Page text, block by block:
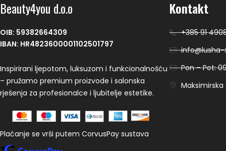
Beauty4you d.o.o
OIB: 59382664309
IBAN: HR4823600001102501797
Inspirirani ljepotom, luksuzom i funkcionalnošću
– pružamo premium proizvode i salonska
rješenja za profesionalce i ljubitelje estetike.
Plaćanje se vrši putem CorvusPay sustava
Kontakt
+385 91
info@lusha-
Pon – Pet:
Maksimirska